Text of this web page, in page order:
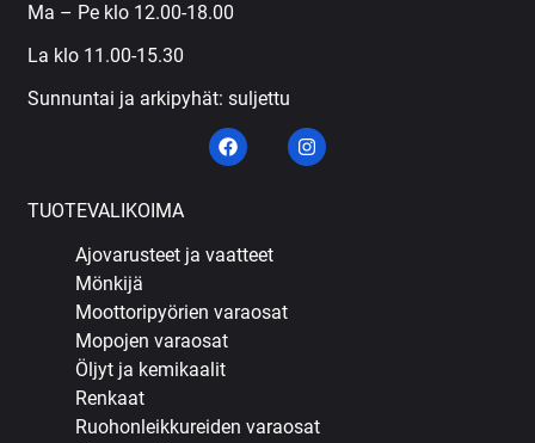
Ma – Pe klo 12.00-18.00
La klo 11.00-15.30
Sunnuntai ja arkipyhät: suljettu
TUOTEVALIKOIMA
Ajovarusteet ja vaatteet
Mönkijä
Moottoripyörien varaosat
Mopojen varaosat
Öljyt ja kemikaalit
Renkaat
Ruohonleikkureiden varaosat